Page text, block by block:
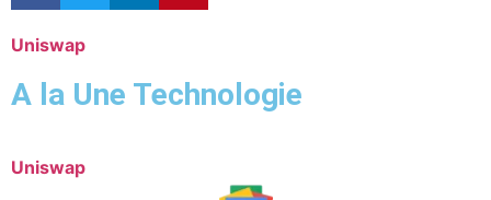
Uniswap
A la Une Technologie
Uniswap